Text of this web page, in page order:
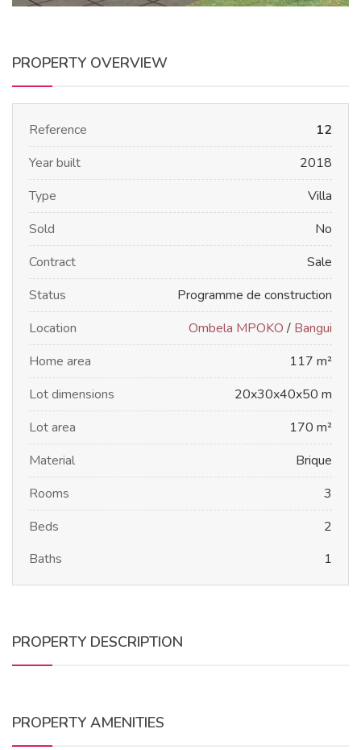
PROPERTY OVERVIEW
Reference
12
Year built
2018
Type
Villa
Sold
No
Contract
Sale
Status
Programme de construction
Location
Ombela MPOKO / Bangui
Home area
117 m²
Lot dimensions
20x30x40x50 m
Lot area
170 m²
Material
Brique
Rooms
3
Beds
2
Baths
1
PROPERTY DESCRIPTION
PROPERTY AMENITIES